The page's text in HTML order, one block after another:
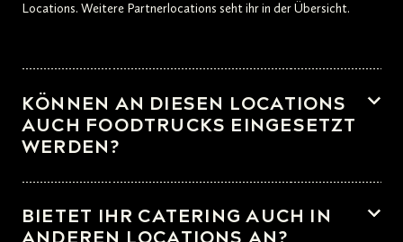
Locations. Weitere Partnerlocations seht ihr in der Übersicht.
KÖNNEN AN DIESEN LOCATIONS
AUCH FOODTRUCKS EINGESETZT
WERDEN?
anderen gelisteten Locations kann ein Foodtruck eingesetzt
werden.
BIETET IHR CATERING AUCH IN